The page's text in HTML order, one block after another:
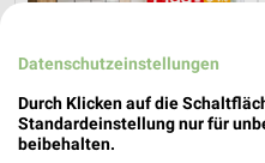
Datenschutzeinstellungen
Durch Klicken auf die
Standardeinstellung nur für
beibehalten.